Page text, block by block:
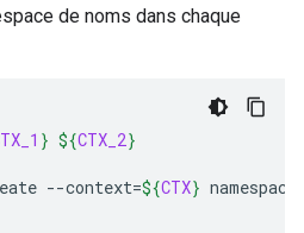
de noms dans chaque
} ${CTX_2}
--context=${CTX} namespace